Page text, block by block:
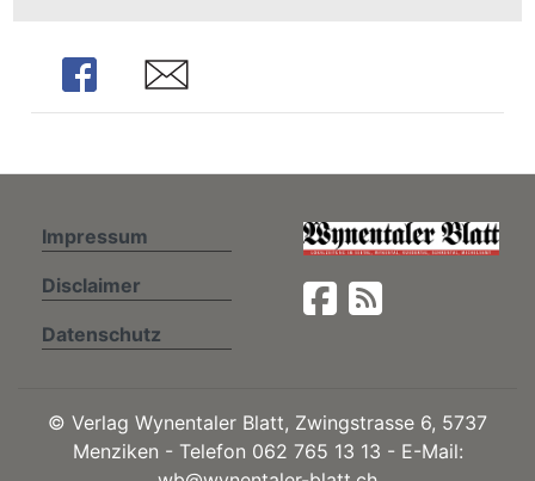
Share Share
Impressum
Disclaimer
Datenschutz
© Verlag Wynentaler Blatt, Zwingstrasse 6, 5737
Menziken - Telefon 062 765 13 13 - E-Mail: